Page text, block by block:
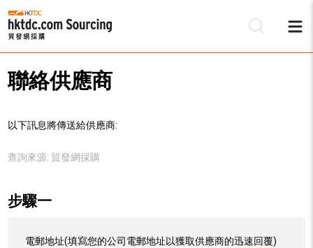
聯絡供應商
以下訊息將傳送給供應商:
查詢來源: 貿發網採購
步驟一
電郵地址(填寫您的公司電郵地址以獲取供應商的迅速回覆)